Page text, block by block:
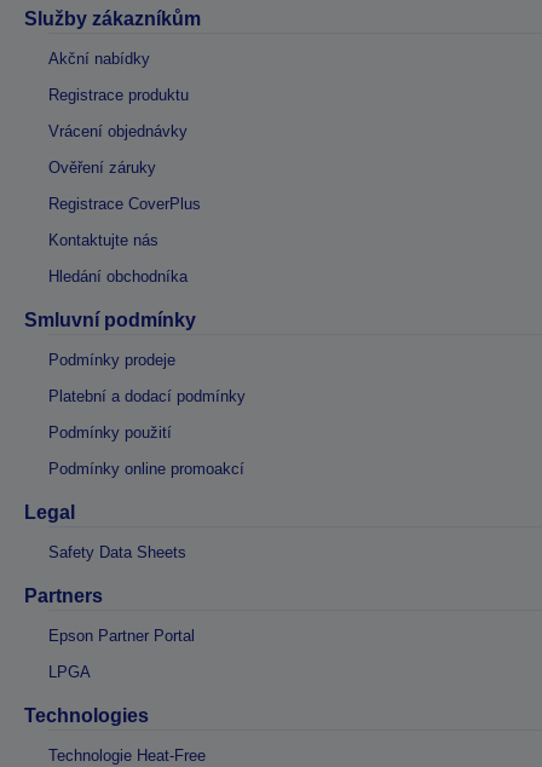
Služby zákazníkům
Akční nabídky
Registrace produktu
Vrácení objednávky
Ověření záruky
Registrace CoverPlus
Kontaktujte nás
Hledání obchodníka
Smluvní podmínky
Podmínky prodeje
Platební a dodací podmínky
Podmínky použití
Podmínky online promoakcí
Legal
Safety Data Sheets
Partners
Epson Partner Portal
LPGA
Technologies
Technologie Heat-Free